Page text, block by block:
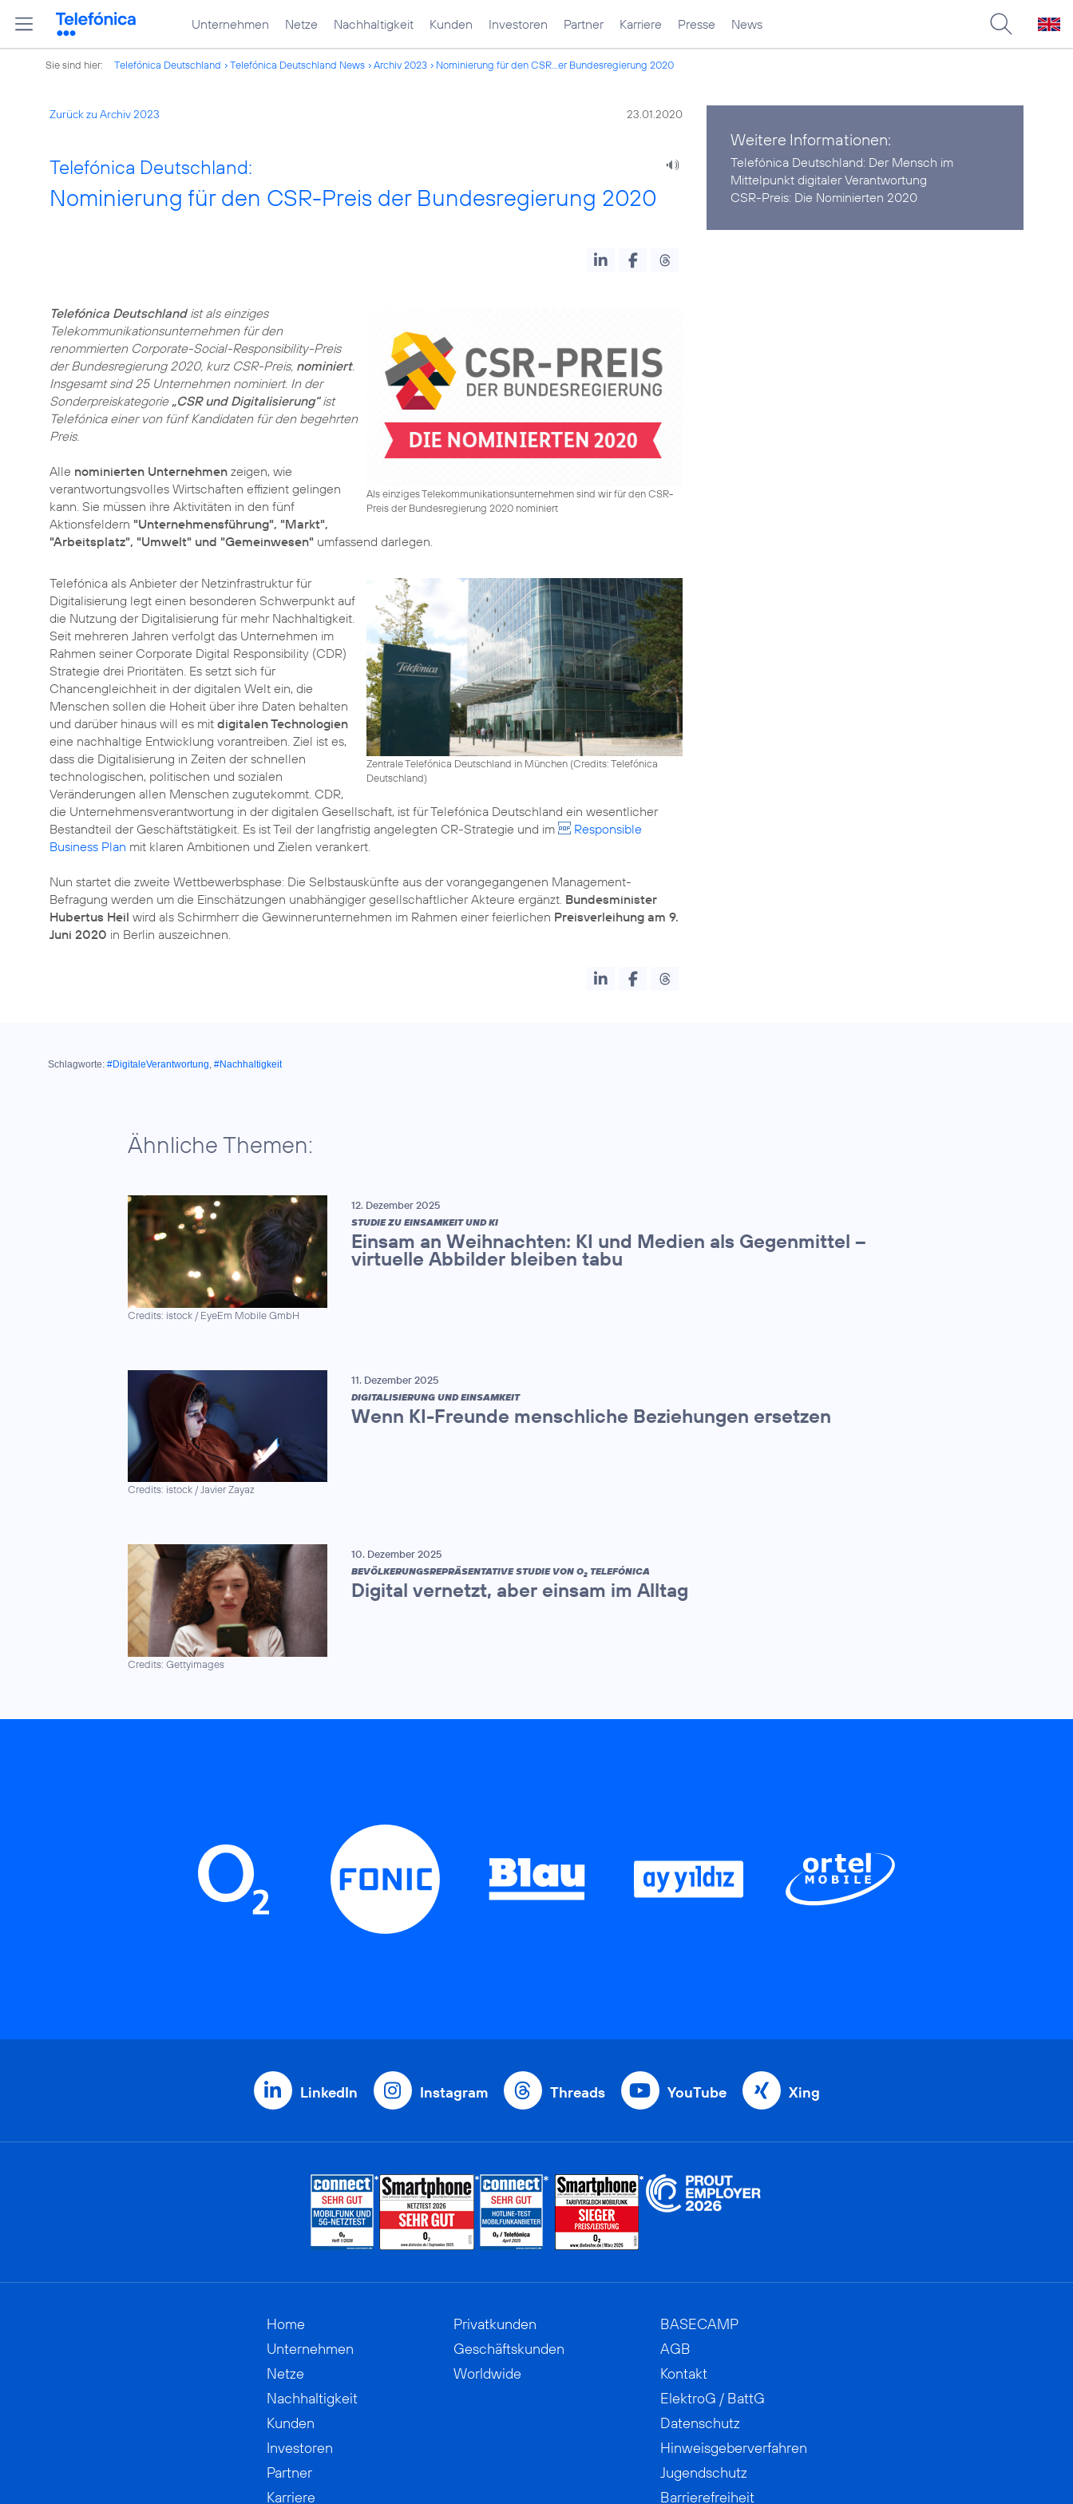
Unternehmen Netze Nachhaltigkeit Kunden Investoren Partner Karriere Presse News
Sie sind hier: Telefónica Deutschland Telefónica Deutschland News Archiv 2023 Nominierung für den CSR...er Bundesregierung 2020
Zurück zu Archiv 2023 23.01.2020
Telefónica Deutschland:
Nominierung für den CSR-Preis der Bundesregierung 2020
Als einziges Telekommunikationsunternehmen sind wir für den CSR-
Preis der Bundesregierung 2020 nominiert
Telefónica Deutschlandist als einziges
Telekommunikationsunternehmen für den
renommierten Corporate-Social-Responsibility-Preis
der Bundesregierung 2020, kurz CSR-Preis, nominiert.
Insgesamt sind 25 Unternehmen nominiert. In der
Sonderpreiskategorie „CSR und Digitalisierung“ist
Telefónica einer von fünf Kandidaten für den begehrten
Preis.
Alle nominierten Unternehmen zeigen, wie
verantwortungsvolles Wirtschaften effizient gelingen
kann. Sie müssen ihre Aktivitäten in den fünf
Aktionsfeldern "Unternehmensführung", "Markt",
"Arbeitsplatz", "Umwelt" und "Gemeinwesen" umfassend darlegen.
Zentrale Telefónica Deutschland in München (Credits: Telefónica
Deutschland)
Telefónica als Anbieter der Netzinfrastruktur für
Digitalisierung legt einen besonderen Schwerpunkt auf
die Nutzung der Digitalisierung für mehr Nachhaltigkeit.
Seit mehreren Jahren verfolgt das Unternehmen im
Rahmen seiner Corporate Digital Responsibility (CDR)
Strategie drei Prioritäten. Es setzt sich für
Chancengleichheit in der digitalen Welt ein, die
Menschen sollen die Hoheit über ihre Daten behalten
und darüber hinaus will es mit digitalen Technologien
eine nachhaltige Entwicklung vorantreiben. Ziel ist es,
dass die Digitalisierung in Zeiten der schnellen
technologischen, politischen und sozialen
Veränderungen allen Menschen zugutekommt. CDR,
die Unternehmensverantwortung in der digitalen Gesellschaft, ist für Telefónica Deutschland ein wesentlicher
Bestandteil der Geschäftstätigkeit. Es ist Teil der langfristig angelegten CR-Strategie und im
Responsible
Business Plan mit klaren Ambitionen und Zielen verankert.
Nun startet die zweite Wettbewerbsphase: Die Selbstauskünfte aus der vorangegangenen Management-
Befragung werden um die Einschätzungen unabhängiger gesellschaftlicher Akteure ergänzt. Bundesminister
Hubertus Heil wird als Schirmherr die Gewinnerunternehmen im Rahmen einer feierlichen Preisverleihung am 9.
Juni 2020 in Berlin auszeichnen.
Weitere Informationen:
Telefónica Deutschland: Der Mensch im
Mittelpunkt digitaler Verantwortung
CSR-Preis: Die Nominierten 2020
Schlagworte: #DigitaleVerantwortung, #Nachhaltigkeit
Ähnliche Themen:
Credits: istock / EyeEm Mobile GmbH
12. Dezember 2025
STUDIE ZU EINSAMKEIT UND KI
Einsam an Weihnachten: KI und Medien als Gegenmittel –
virtuelle Abbilder bleiben tabu
Credits: istock / Javier Zayaz
11. Dezember 2025
DIGITALISIERUNG UND EINSAMKEIT
Wenn KI-Freunde menschliche Beziehungen ersetzen
Credits: Gettyimages
10. Dezember 2025
BEVÖLKERUNGSREPRÄSENTATIVE STUDIE VON O2 TELEFÓNICA
Digital vernetzt, aber einsam im Alltag
LinkedIn Instagram Threads YouTube Xing
Home
Unternehmen
Netze
Nachhaltigkeit
Kunden
Investoren
Partner
Karriere
Privatkunden
Geschäftskunden
Worldwide
BASECAMP
AGB
Kontakt
ElektroG / BattG
Datenschutz
Hinweisgeberverfahren
Jugendschutz
Barrierefreiheit